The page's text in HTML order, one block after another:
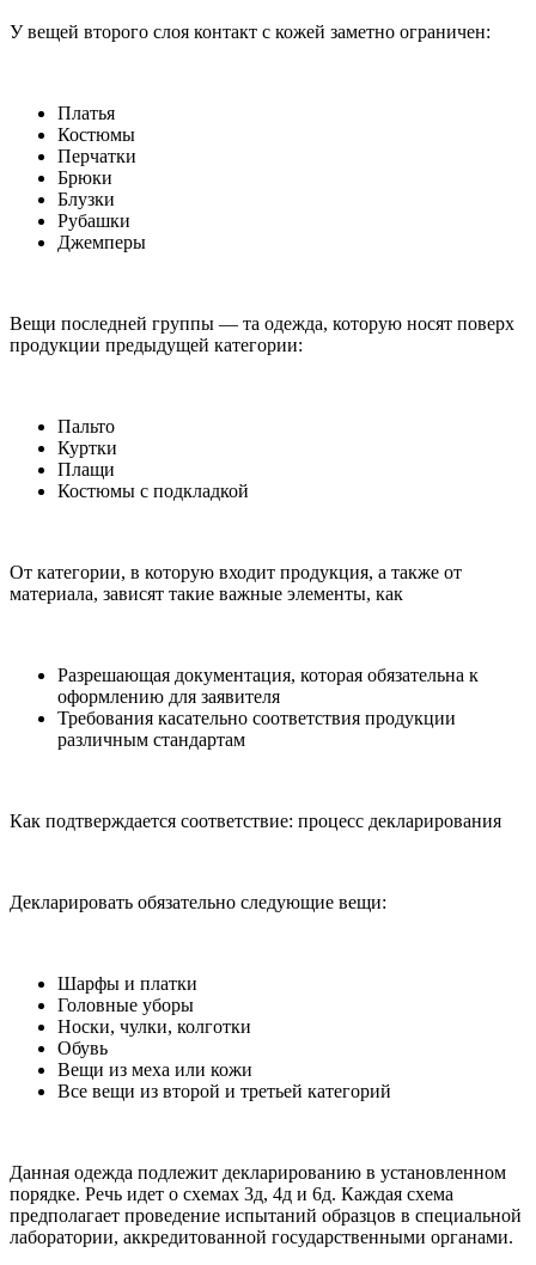
У вещей второго слоя контакт с кожей заметно ограничен:
Платья
Костюмы
Перчатки
Брюки
Блузки
Рубашки
Джемперы
Вещи последней группы — та одежда, которую носят поверх
продукции предыдущей категории:
Пальто
Куртки
Плащи
Костюмы с подкладкой
От категории, в которую входит продукция, а также от
материала, зависят такие важные элементы, как
Разрешающая документация, которая обязательна к
оформлению для заявителя
Требования касательно соответствия продукции
различным стандартам
Как подтверждается соответствие: процесс декларирования
Декларировать обязательно следующие вещи:
Шарфы и платки
Головные уборы
Носки, чулки, колготки
Обувь
Вещи из меха или кожи
Все вещи из второй и третьей категорий
Данная одежда подлежит декларированию в установленном
порядке. Речь идет о схемах 3д, 4д и 6д. Каждая схема
предполагает проведение испытаний образцов в специальной
лаборатории, аккредитованной государственными органами.